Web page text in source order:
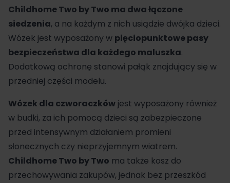
Childhome Two by Two ma dwa łączone
siedzenia, a na każdym z nich usiądzie dwójka dzieci.
Wózek jest wyposażony w pięciopunktowe pasy
bezpieczeństwa dla każdego maluszka.
Dodatkową ochronę stanowi pałąk znajdujący się w
przedniej części modelu.
Wózek dla czworaczków jest wyposażony również
w budki, za ich pomocą dzieci są zabezpieczone
przed intensywnym działaniem promieni
słonecznych czy nieprzyjemnym wiatrem.
Childhome Two by Two ma także kosz do
przechowywania zakupów, jednak bez przeszkód